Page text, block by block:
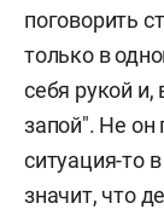
поговорить
только в
себя рукой и,
запой". Не он
ситуация-то
значит, что